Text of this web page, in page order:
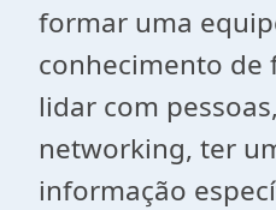
formar uma
conhecimento de
lidar com
networking, ter
informação